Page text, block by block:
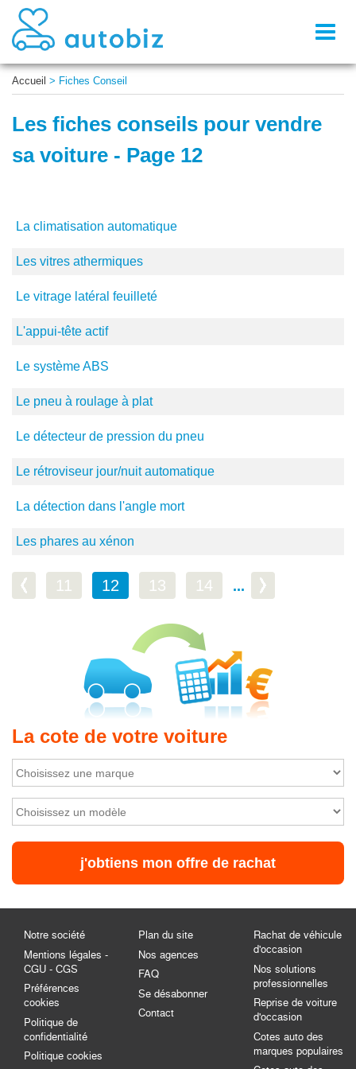
Accueil > Fiches Conseil
Les fiches conseils pour vendre
sa voiture - Page 12
La climatisation automatique
Les vitres athermiques
Le vitrage latéral feuilleté
L'appui-tête actif
Le système ABS
Le pneu à roulage à plat
Le détecteur de pression du pneu
Le rétroviseur jour/nuit automatique
La détection dans l'angle mort
Les phares au xénon
11 12 13 14 ...
La cote de votre voiture
Notre société
Mentions légales -
CGU - CGS
Préférences
cookies
Politique de
confidentialité
Politique cookies
Plan du site
Nos agences
FAQ
Se désabonner
Contact
Rachat de véhicule
d'occasion
Nos solutions
professionnelles
Reprise de voiture
d'occasion
Cotes auto des
marques populaires